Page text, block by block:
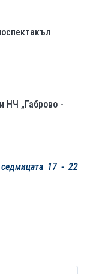
„Габрово -
17 - 22